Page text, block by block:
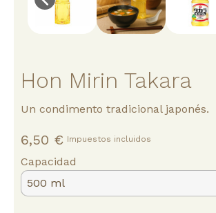
Hon Mirin Takara
Un condimento tradicional japonés.
6,50 € Impuestos incluidos
Capacidad